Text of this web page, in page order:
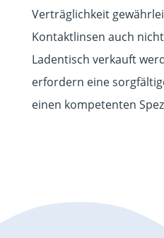
Verträglichkeit
Kontaktlinsen auch
Ladentisch verkauft
erfordern eine
einen kompetenten